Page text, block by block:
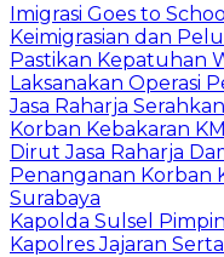
Imigrasi Goes to
Keimigrasian dan
Pastikan Kepatuhan
Laksanakan Operasi
Jasa Raharja
Korban Kebakaran
Dirut Jasa Raharja
Penanganan Korban
Surabaya
Kapolda Sulsel
Kapolres Jajaran